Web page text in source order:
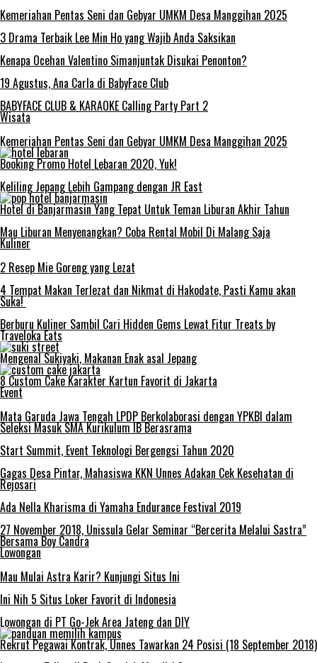
Kemeriahan Pentas Seni dan Gebyar UMKM Desa Manggihan 2025
3 Drama Terbaik Lee Min Ho yang Wajib Anda Saksikan
Kenapa Ocehan Valentino Simanjuntak Disukai Penonton?
19 Agustus, Ana Carla di BabyFace Club
BABYFACE CLUB & KARAOKE Calling Party Part 2
Wisata
Kemeriahan Pentas Seni dan Gebyar UMKM Desa Manggihan 2025
Booking Promo Hotel Lebaran 2020, Yuk!
Keliling Jepang Lebih Gampang dengan JR East
Hotel di Banjarmasin Yang Tepat Untuk Teman Liburan Akhir Tahun
Mau Liburan Menyenangkan? Coba Rental Mobil Di Malang Saja
Kuliner
2 Resep Mie Goreng yang Lezat
4 Tempat Makan Terlezat dan Nikmat di Hakodate, Pasti Kamu akan
Suka!
Berburu Kuliner Sambil Cari Hidden Gems Lewat Fitur Treats by
Traveloka Eats
Mengenal Sukiyaki, Makanan Enak asal Jepang
8 Custom Cake Karakter Kartun Favorit di Jakarta
Event
Mata Garuda Jawa Tengah LPDP Berkolaborasi dengan YPKBI dalam
Seleksi Masuk SMA Kurikulum IB Berasrama
Start Summit, Event Teknologi Bergengsi Tahun 2020
Gagas Desa Pintar, Mahasiswa KKN Unnes Adakan Cek Kesehatan di
Rejosari
Ada Nella Kharisma di Yamaha Endurance Festival 2019
27 November 2018, Unissula Gelar Seminar “Bercerita Melalui Sastra”
Bersama Boy Candra
Lowongan
Mau Mulai Astra Karir? Kunjungi Situs Ini
Ini Nih 5 Situs Loker Favorit di Indonesia
Lowongan di PT Go-Jek Area Jateng dan DIY
Rekrut Pegawai Kontrak, Unnes Tawarkan 24 Posisi (18 September 2018)